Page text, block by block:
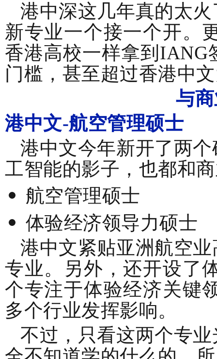
港中深这几年真的太
新专业一个接一个开。
香港高校一样拿到IANG
门槛，甚至超过香港中
与
港中文-航空管理硕士
港中文今年新开了两
工智能的影子，也都和
航空管理硕士
体验经济领导力硕士
港中文紧贴亚洲航空
专业。另外，还开设了
个专注于体验经济关键
多个行业发挥影响。
不过，只看这两个专